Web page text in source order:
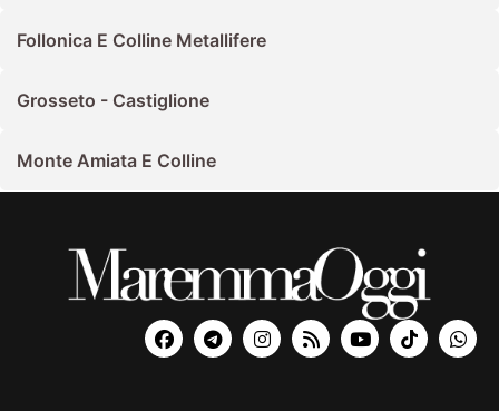
Follonica E Colline Metallifere
Grosseto - Castiglione
Monte Amiata E Colline